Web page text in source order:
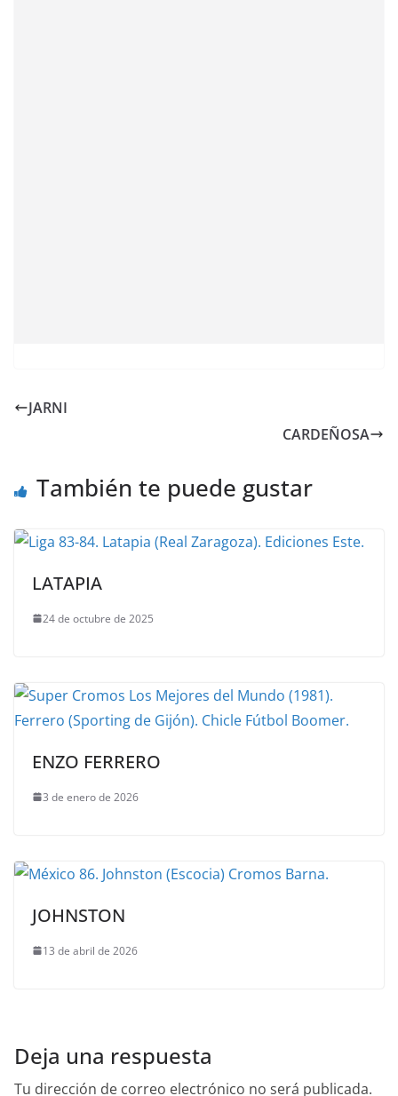
JARNI
CARDEÑOSA
También te puede gustar
LATAPIA
24 de octubre de 2025
ENZO FERRERO
3 de enero de 2026
JOHNSTON
13 de abril de 2026
Deja una respuesta
Tu dirección de correo electrónico no será publicada.